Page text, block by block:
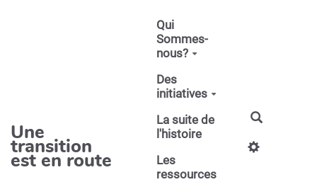
Une
transition
est en route
Qui
Sommes-
nous?
Des
initiatives
La suite de
l'histoire
Les
ressources